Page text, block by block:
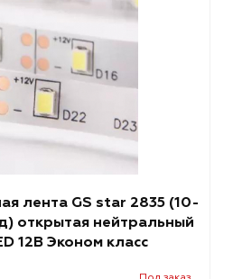
лента GS star 2835 (10-
открытая нейтральный
12В Эконом класс